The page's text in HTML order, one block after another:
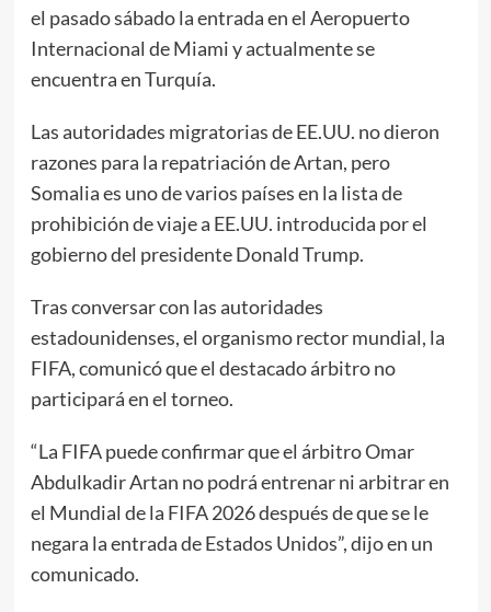
el pasado sábado la entrada en el Aeropuerto
Internacional de Miami y actualmente se
encuentra en Turquía.
Las autoridades migratorias de EE.UU. no dieron
razones para la repatriación de Artan, pero
Somalia es uno de varios países en la lista de
prohibición de viaje a EE.UU. introducida por el
gobierno del presidente Donald Trump.
Tras conversar con las autoridades
estadounidenses, el organismo rector mundial, la
FIFA, comunicó que el destacado árbitro no
participará en el torneo.
“La FIFA puede confirmar que el árbitro Omar
Abdulkadir Artan no podrá entrenar ni arbitrar en
el Mundial de la FIFA 2026 después de que se le
negara la entrada de Estados Unidos”, dijo en un
comunicado.